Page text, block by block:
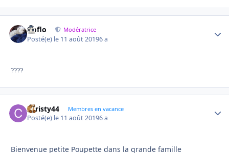
floflo Modératrice
Posté(e) le 11 août 20196 a
????
christy44 Membres en vacance
Posté(e) le 11 août 20196 a
Bienvenue petite Poupette dans la grande famille